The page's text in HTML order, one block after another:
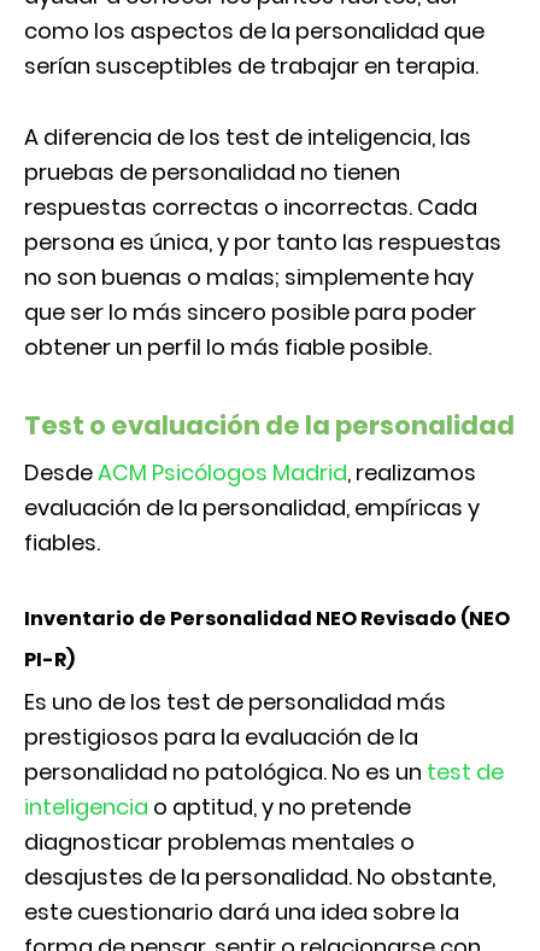
como los aspectos de la personalidad que
serían susceptibles de trabajar en terapia.
A diferencia de los test de inteligencia, las
pruebas de personalidad no tienen
respuestas correctas o incorrectas. Cada
persona es única, y por tanto las respuestas
no son buenas o malas; simplemente hay
que ser lo más sincero posible para poder
obtener un perfil lo más fiable posible.
Test o evaluación de la personalidad
DesdeACM Psicólogos Madrid, realizamos
evaluación de la personalidad, empíricas y
fiables.
Inventario de Personalidad NEO Revisado (NEO
PI-R)
Es uno de los test de personalidad más
prestigiosos para la evaluación de la
personalidad no patológica. No es un test de
inteligencia o aptitud, y no pretende
diagnosticar problemas mentales o
desajustes de la personalidad. No obstante,
este cuestionario dará una idea sobre la